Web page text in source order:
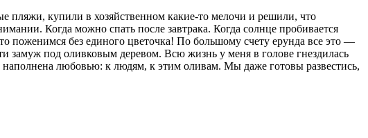
пляжи, купили в хозяйственном какие-то мелочи и решили, что
Когда можно спать после завтрака. Когда солнце пробивается
поженимся без единого цветочка! По большому счету ерунда все это —
замуж под оливковым деревом. Всю жизнь у меня в голове гнездилась
любовью: к людям, к этим оливам. Мы даже готовы развестись,